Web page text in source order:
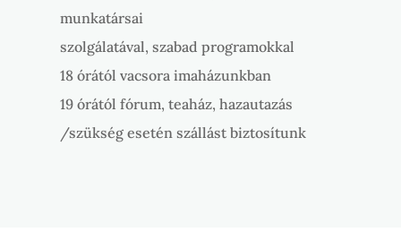
munkatársai
szolgálatával, szabad programokkal
18 órától vacsora imaházunkban
19 órától fórum, teaház, hazautazás
/szükség esetén szállást biztosítunk